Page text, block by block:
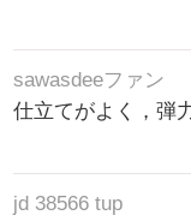
sawasdeeファン
仕立てがよく，弾
jd 38566 tup